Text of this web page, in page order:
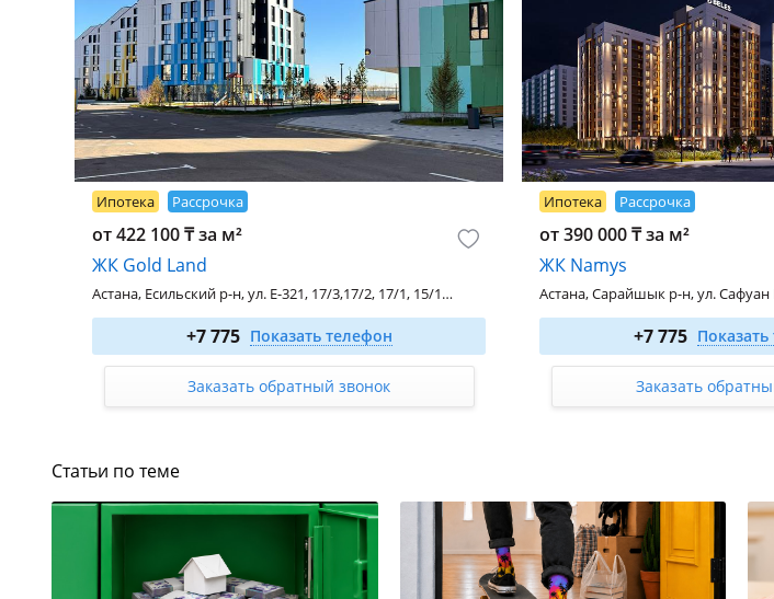
Ипотека Рассрочка
от 422 100 ₸ за м²
ЖК Gold Land
Астана, Есильский р-н, ул. Е-321, 17/3,17/2, 17/1, 15/1, 15/2, 15/3
1-комн. 33.6 м²
от 19 824 000
2-комн. 80 м²
от 41 600 000 ₸
+7 775 Показать телефон
Заказать обратный звонок
Ипотека Рассрочка
от 390 000 ₸ за м²
ЖК Namys
Астана, Сарайшык р-н, ул.
2-комн. 55.4 м²
3-комн. 70.73 м²
+7 775
Заказать
Статьи по теме